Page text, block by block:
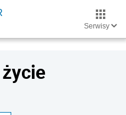
Serwisy